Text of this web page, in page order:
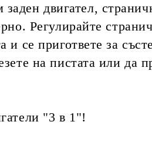
двигател,
Регулирайте
се пригответе за
на пистата или да
"3 в 1"!